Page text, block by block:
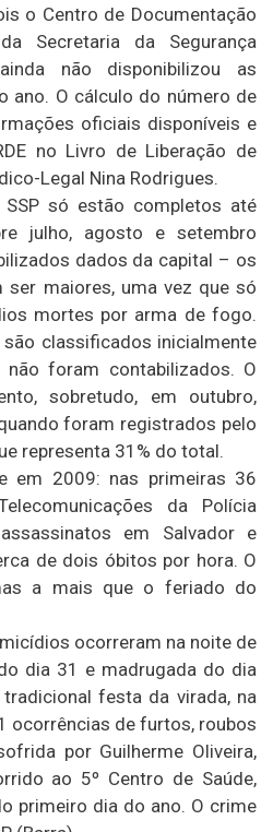
o Centro de Documentação
Secretaria da Segurança
não disponibilizou as
ano. O cálculo do número de
oficiais disponíveis e
no Livro de Liberação de
Legal Nina Rodrigues.
só estão completos até
julho, agosto e setembro
dados da capital – os
ser maiores, uma vez que só
mortes por arma de fogo.
classificados inicialmente
foram contabilizados. O
sobretudo, em outubro,
foram registrados pelo
representa 31% do total.
em 2009: nas primeiras 36
da Polícia
em Salvador e
de dois óbitos por hora. O
a mais que o feriado do
ocorreram na noite de
dia 31 e madrugada do dia
festa da virada, na
ocorrências de furtos, roubos
por Guilherme Oliveira,
ao 5º Centro de Saúde,
primeiro dia do ano. O crime